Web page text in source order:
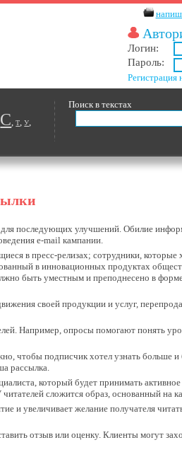
Логин:
Пароль:
Регистрация
Поиск в текстах
С,Т,У,
последующих улучшений. Обилие
e-mail кампании.
в пресс-релизах; сотрудники, которые
в инновационных продуктах
быть уместным и преподнесено в
своей продукции и услуг,
Например, опросы помогают понять
чтобы подписчик хотел узнать больше и
рассылка.
который будет принимать
сложится образ, основанный на
и увеличивает желание получателя
отзыв или оценку. Клиенты могут